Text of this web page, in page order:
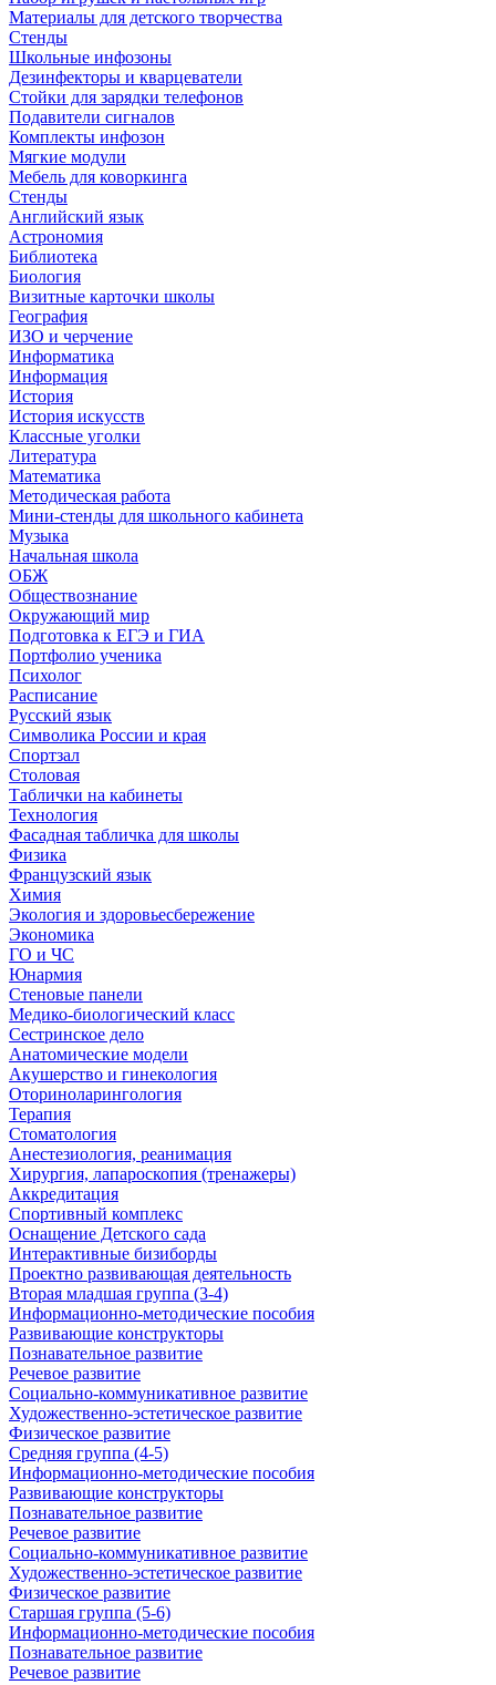
Материалы для детского творчества
Стенды
Школьные инфозоны
Дезинфекторы и кварцеватели
Стойки для зарядки телефонов
Подавители сигналов
Комплекты инфозон
Мягкие модули
Мебель для коворкинга
Стенды
Английский язык
Астрономия
Библиотека
Биология
Визитные карточки школы
География
ИЗО и черчение
Информатика
Информация
История
История искусств
Классные уголки
Литература
Математика
Методическая работа
Мини-стенды для школьного кабинета
Музыка
Начальная школа
ОБЖ
Обществознание
Окружающий мир
Подготовка к ЕГЭ и ГИА
Портфолио ученика
Психолог
Расписание
Русский язык
Символика России и края
Спортзал
Столовая
Таблички на кабинеты
Технология
Фасадная табличка для школы
Физика
Французский язык
Химия
Экология и здоровьесбережение
Экономика
ГО и ЧС
Юнармия
Стеновые панели
Медико-биологический класс
Сестринское дело
Анатомические модели
Акушерство и гинекология
Оториноларингология
Терапия
Стоматология
Анестезиология, реанимация
Хирургия, лапароскопия (тренажеры)
Аккредитация
Спортивный комплекс
Оснащение Детского сада
Интерактивные бизиборды
Проектно развивающая деятельность
Вторая младшая группа (3-4)
Информационно-методические пособия
Развивающие конструкторы
Познавательное развитие
Речевое развитие
Социально-коммуникативное развитие
Художественно-эстетическое развитие
Физическое развитие
Средняя группа (4-5)
Информационно-методические пособия
Развивающие конструкторы
Познавательное развитие
Речевое развитие
Социально-коммуникативное развитие
Художественно-эстетическое развитие
Физическое развитие
Старшая группа (5-6)
Информационно-методические пособия
Познавательное развитие
Речевое развитие